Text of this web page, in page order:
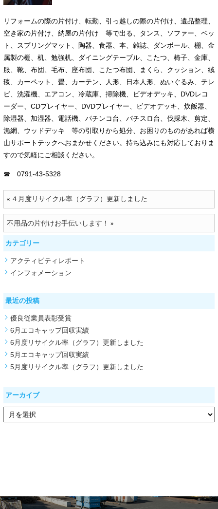
リフォームの際の片付け、転勤、引っ越しの際の片付け、遺品整理、
空き家の片付け、納屋の片付け 等で出る、タンス、ソファー、ベッ
ト、スプリングマット、陶器、食器、本、雑誌、ダンボール、棚、金
属製の棚、机、勉強机、ダイニングテーブル、こたつ、椅子、金庫、
服、靴、布団、毛布、座布団、こたつ布団、まくら、クッション、絨
毯、カーペット、畳、カーテン、人形、日本人形、ぬいぐるみ、テレ
ビ、洗濯機、エアコン、冷蔵庫、掃除機、ビデオデッキ、DVDレコ
ーダー、CDプレイヤー、DVDプレイヤー、ビデオデッキ、炊飯器、
除湿器、加湿器、電話機、パチンコ台、パチスロ台、伐採木、剪定、
漁網、ウッドデッキ 等の引取りから処分、お困りのものがあれば横
山サポートテックへおまかせください。持ち込みにも対応しておりま
すので気軽にご相談ください。
☎ 0791-43-5328
« ４月度リサイクル率（グラフ）更新しました
不用品の片付けお手伝いします！ »
カテゴリー
アクティビティレポート
インフォメーション
最近の投稿
優良従業員表彰受賞
6月エコキャップ回収実績
6月度リサイクル率（グラフ）更新しました
5月エコキャップ回収実績
5月度リサイクル率（グラフ）更新しました
アーカイブ